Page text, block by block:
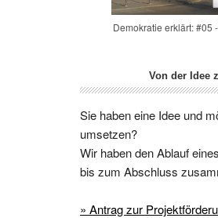
Demokratie erklärt: #05
Von der Idee
Sie haben eine Idee und
umsetzen?
Wir haben den Ablauf
bis zum Abschluss
» Antrag zur